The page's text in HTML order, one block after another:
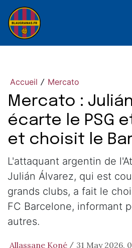
Accueil / Mercato
Mercato :
écarte le PSG
et choisit le
L'attaquant argentin de
Julián Álvarez, qui est
grands clubs, a fait le
FC Barcelone, informant
autres.
Allassane Koné / 31 May 2026,